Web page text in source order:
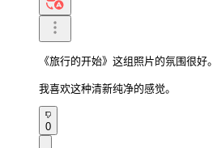
《旅行的开始》这组照片的氛围很好。
我喜欢这种清新纯净的感觉。
0